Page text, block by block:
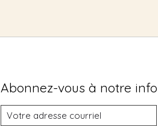
Abonnez-vous à notre